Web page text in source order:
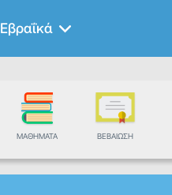
Εβραΐκά
ΜΑΘΉΜΑΤΑ ΒΕΒΑΊΩΣΗ